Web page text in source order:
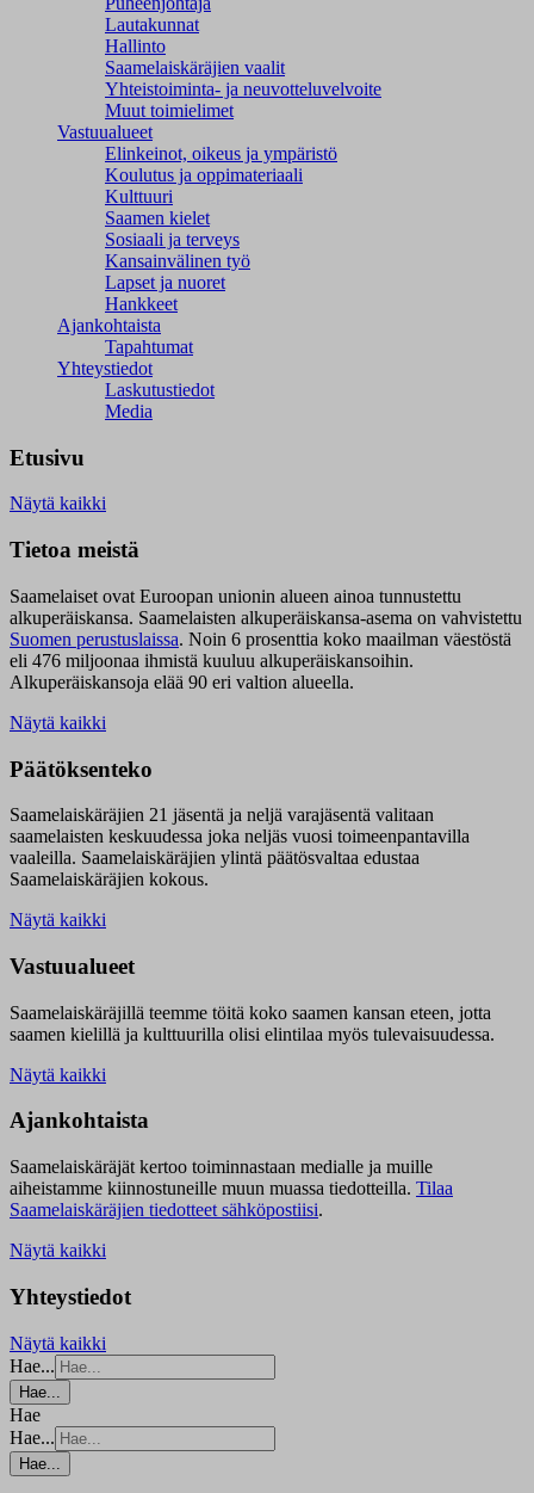
Lautakunnat
Hallinto
Saamelaiskäräjien vaalit
Yhteistoiminta- ja neuvotteluvelvoite
Muut toimielimet
Vastuualueet
Elinkeinot, oikeus ja ympäristö
Koulutus ja oppimateriaali
Kulttuuri
Saamen kielet
Sosiaali ja terveys
Kansainvälinen työ
Lapset ja nuoret
Hankkeet
Ajankohtaista
Tapahtumat
Yhteystiedot
Laskutustiedot
Media
Etusivu
Näytä kaikki
Tietoa meistä
Saamelaiset ovat Euroopan unionin alueen ainoa tunnustettu
alkuperäiskansa. Saamelaisten alkuperäiskansa-asema on vahvistettu
Suomen perustuslaissa. Noin 6 prosenttia koko maailman väestöstä
eli 476 miljoonaa ihmistä kuuluu alkuperäiskansoihin.
Alkuperäiskansoja elää 90 eri valtion alueella.
Näytä kaikki
Päätöksenteko
Saamelaiskäräjien 21 jäsentä ja neljä varajäsentä valitaan
saamelaisten keskuudessa joka neljäs vuosi toimeenpantavilla
vaaleilla. Saamelaiskäräjien ylintä päätösvaltaa edustaa
Saamelaiskäräjien kokous.
Näytä kaikki
Vastuualueet
Saamelaiskäräjillä teemme töitä koko saamen kansan eteen, jotta
saamen kielillä ja kulttuurilla olisi elintilaa myös tulevaisuudessa.
Näytä kaikki
Ajankohtaista
Saamelaiskäräjät kertoo toiminnastaan medialle ja muille
aiheistamme kiinnostuneille muun muassa tiedotteilla. Tilaa
Saamelaiskäräjien tiedotteet sähköpostiisi.
Näytä kaikki
Yhteystiedot
Näytä kaikki
Hae...
Hae...
Hae
Hae...
Hae...